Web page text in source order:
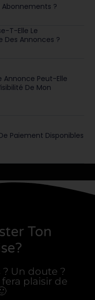
Abonnements ?
T-Elle Le
Des Annonces ?
Annonce Peut-Elle
De Mon
Paiement Disponibles
Ton
Un doute ?
plaisir de